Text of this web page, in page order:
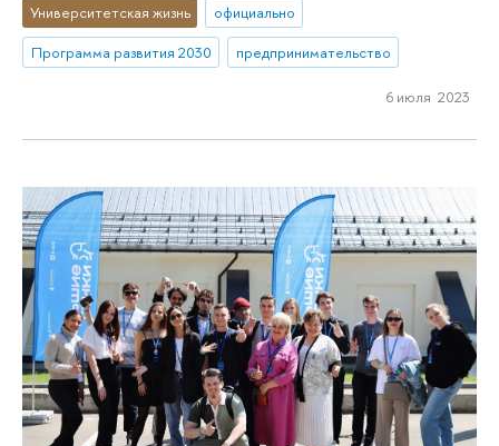
Университетская жизнь
официально
Программа развития 2030
предпринимательство
6 июля 2023